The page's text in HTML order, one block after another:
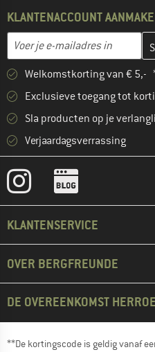
KLANTENACCOUNT
E-mailadres
Vul je e-mailadres hier in en
Welkomstkorting van € 5,-
Exclusieve toegang tot
Sla producten op je
Verjaardagsverrassing
KLANTENSERVICE
OVER BERGFREUNDE
DE OVEREENKOMST
**De kortingscode is geldig vanaf